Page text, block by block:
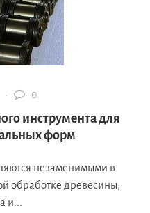
· 0
инструмента для
форм
незаменимыми в
обработке древесины,
и...